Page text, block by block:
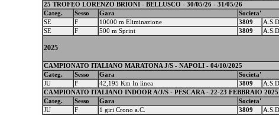
25 TROFEO LORENZO BRIONI - BELLUSCO - 30/05/26 - 31/05/26
Categ.
Sesso Gara Societa'
SE
F 10000 m Eliminazione 3809
SE
F 500 m Sprint 3809
2025
CAMPIONATO ITALIANO MARATONA J/S - NAPOLI - 04/10/2025
Categ.
Sesso Gara Societa'
JU
F 42,195 Km In linea 3809
CAMPIONATO ITALIANO INDOOR A/J/S - PESCARA - 22-23 FEBBRAIO 2025
Categ.
Sesso Gara Societa'
JU
F 1 giri Crono a.C. 3809